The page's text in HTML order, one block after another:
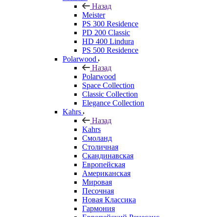
Назад
Meister
PS 300 Residence
PD 200 Classic
HD 400 Lindura
PS 500 Residence
Polarwood
Назад
Polarwood
Space Collection
Classic Collection
Elegance Collection
Kahrs
Назад
Kahrs
Смоланд
Столичная
Скандинавская
Европейская
Американская
Мировая
Песочная
Новая Классика
Гармония